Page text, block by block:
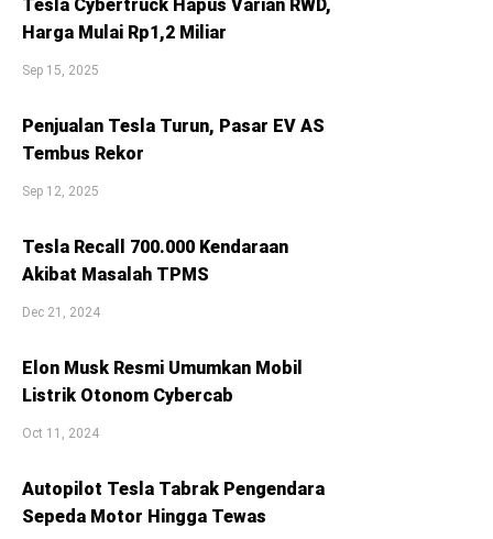
Tesla Cybertruck Hapus Varian RWD,
Harga Mulai Rp1,2 Miliar
Sep 15, 2025
Penjualan Tesla Turun, Pasar EV AS
Tembus Rekor
Sep 12, 2025
Tesla Recall 700.000 Kendaraan
Akibat Masalah TPMS
Dec 21, 2024
Elon Musk Resmi Umumkan Mobil
Listrik Otonom Cybercab
Oct 11, 2024
Autopilot Tesla Tabrak Pengendara
Sepeda Motor Hingga Tewas